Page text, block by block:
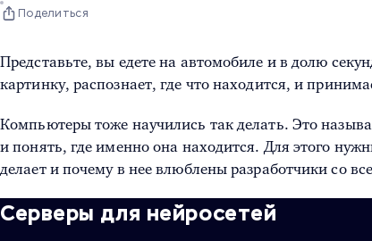
Поделиться
Представьте, вы едете на автомобиле и в долю
картинку, распознает, где что находится, и
Компьютеры тоже научились так делать. Это
и понять, где именно она находится. Для этого
делает и почему в нее влюблены разработчики со
Серверы для нейросетей